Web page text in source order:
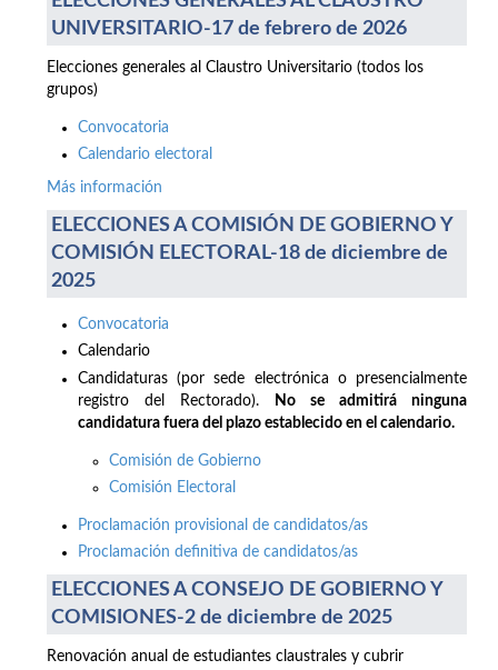
UNIVERSITARIO-17 de febrero de 2026
Elecciones generales al Claustro Universitario (todos los
grupos)
Convocatoria
Calendario electoral
Más información
ELECCIONES A COMISIÓN DE GOBIERNO Y
COMISIÓN ELECTORAL-18 de diciembre de
2025
Convocatoria
Calendario
Candidaturas (por sede electrónica o presencialmente
registro del Rectorado).
No se admitirá ninguna
candidatura fuera del plazo establecido en el calendario.
Comisión de Gobierno
Comisión Electoral
Proclamación provisional de candidatos/as
Proclamación definitiva de candidatos/as
ELECCIONES A CONSEJO DE GOBIERNO Y
COMISIONES-2 de diciembre de 2025
Renovación anual de estudiantes claustrales y cubrir